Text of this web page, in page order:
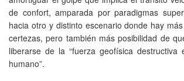
de confort, amparada por paradigmas
hacia otro y distinto escenario donde hay
certezas, pero también más posibilidad de
liberarse de la “fuerza geofísica
humano”.